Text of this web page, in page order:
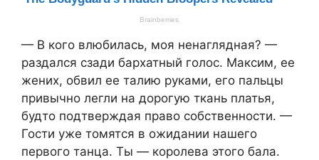
— В кого влюбилась, моя ненаглядная? —
раздался сзади бархатный голос. Максим, ее
жених, обвил ее талию руками, его пальцы
привычно легли на дорогую ткань платья,
будто подтверждая право собственности. —
Гости уже томятся в ожидании нашего
первого танца. Ты — королева этого бала.